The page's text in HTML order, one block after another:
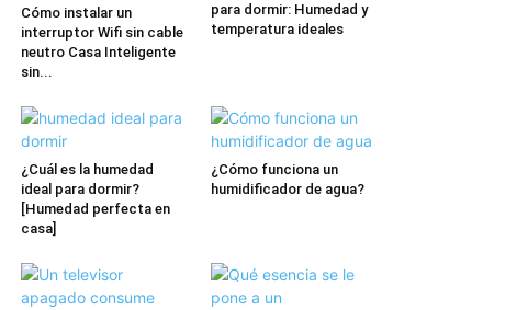
Cómo instalar un
interruptor Wifi sin cable
neutro Casa Inteligente
sin...
para dormir: Humedad y
temperatura ideales
¿Cuál es la humedad
ideal para dormir?
[Humedad perfecta en
casa]
¿Cómo funciona un
humidificador de agua?